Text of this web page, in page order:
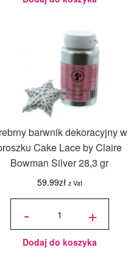
barwnik dekoracyjny w
Cake Lace by Claire
Bowman Silver 28,3 gr
59.99zł z Vat
-
ilość
dekoracyjny
w proszku
by Claire
Bowman
gr
+
Dodaj do koszyka